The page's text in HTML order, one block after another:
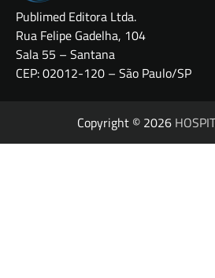
Publimed Editora Ltda.
Rua Felipe Gadelha, 104
Sala 55 – Santana
CEP: 02012-120 – São Paulo/SP
Copyright © 2026